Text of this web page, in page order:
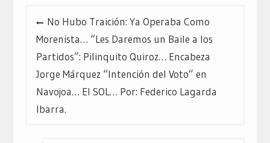
de
entradas
No Hubo Traición: Ya Operaba Como
Morenista… “Les Daremos un Baile a los
Partidos”: Pilinquito Quiroz… Encabeza
Jorge Márquez “Intención del Voto” en
Navojoa… El SOL… Por: Federico Lagarda
Ibarra.